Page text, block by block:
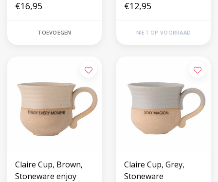
€16,95
TOEVOEGEN
€12,95
NIET OP VOORRAAD
Claire Cup, Brown,
Stoneware enjoy
Claire Cup, Grey,
Stoneware